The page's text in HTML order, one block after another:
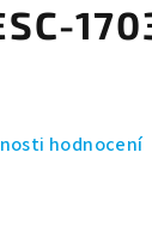
hodnocení